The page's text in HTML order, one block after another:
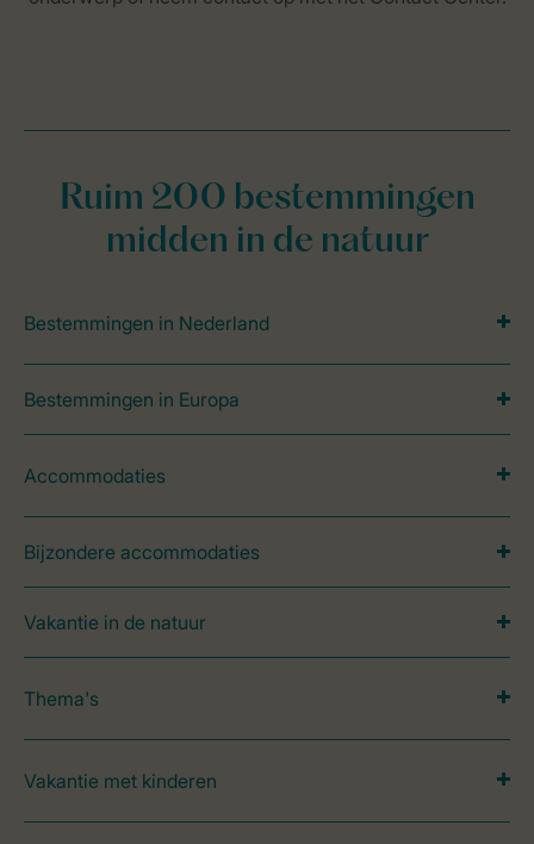
Ruim 200 bestemmingen
midden in de natuur
Bestemmingen in Nederland
Bestemmingen in Europa
Accommodaties
Bijzondere accommodaties
Vakantie in de natuur
Thema's
Vakantie met kinderen